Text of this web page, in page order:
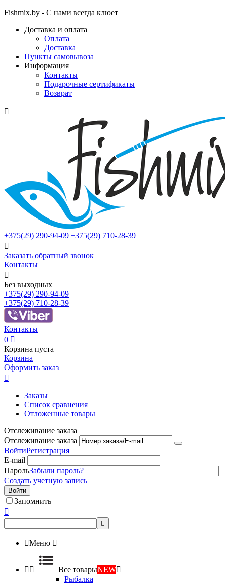
Fishmix.by - С нами всегда клюет
Доставка и оплата
Оплата
Доставка
Пункты самовывоза
Информация
Контакты
Подарочные сертификаты
Возврат

+375(29) 290-94-09 +375(29) 710-28-39

Заказать обратный звонок
Контакты

Без выходных
+375(29) 290-94-09
+375(29) 710-28-39
Контакты
0 
Корзина пуста
Корзина
Оформить заказ

Заказы
Список сравнения
Отложенные товары
Отслеживание заказа
Отслеживание заказа
ВойтиРегистрация
E-mail
ПарольЗабыли пароль?
Создать учетную запись
Войти
Запомнить


Меню 
  Все товарыNEW
Рыбалка